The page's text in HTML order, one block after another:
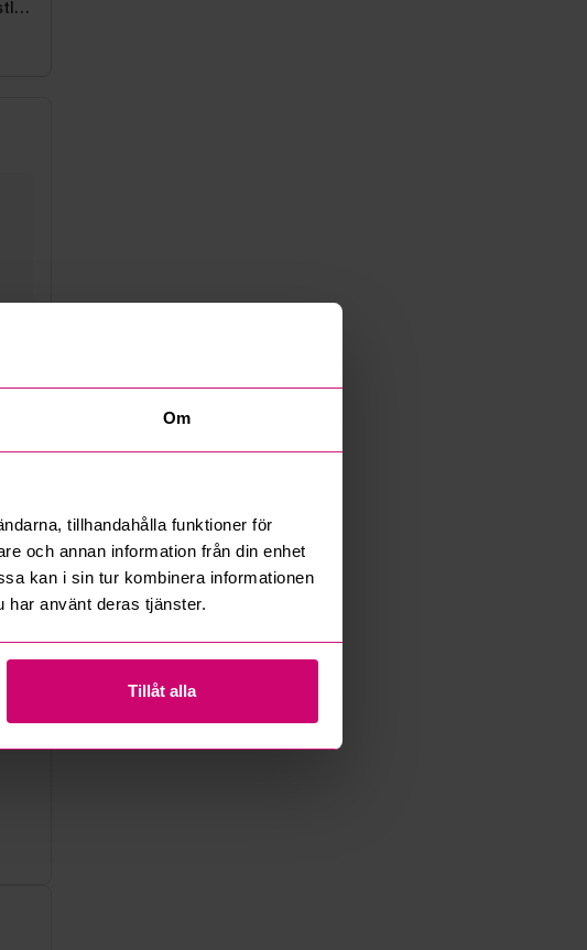
Om
tillhandahålla funktioner för
och annan information från din enhet
kan i sin tur kombinera informationen
har använt deras tjänster.
Tillåt alla